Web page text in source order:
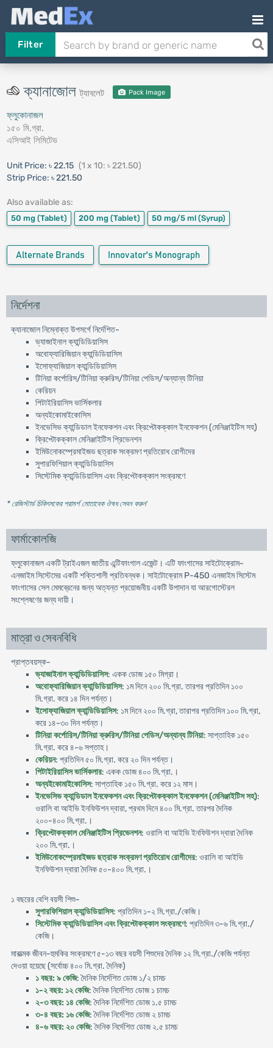
Filter
ক্যানাজোলট্যাবলেট Pack Image
ফ্লুকোনাজল
১৫০ মি.গ্রা.
এসিআই লিমিটেড
Unit Price: ৳ 22.15 (1 x 10: ৳ 221.50)
Strip Price: ৳ 221.50
Also available as:
50 mg (Tablet) 200 mg (Tablet) 50 mg/5 ml (Syrup)
Alternate Brands Innovator's Monograph
নির্দেশনা
ক্যানাজোল নিম্নোক্ত উপসর্গে নির্দেশিত-
ভ্যাজাইনাল ক্যান্ডিডিয়াসিস
অবোফ্যারিজিয়ান ক্যান্ডিডিয়াসিস
ইসোফ্যাজিয়াল ক্যান্ডিডিয়াসিস
টিনিয়া কর্পোরিস/টিনিয়া ক্রুরিস/টিনিয়া পেডিস/অন্যান্য টিনিয়া
কেরিয়ন
পিটাইরিয়াসিস ভার্সিকলার
অন্যইকোমাইকোসিস
ইনভেসিভ ক্যান্ডিডাল ইনফেকশন এবং ক্রিপ্টোকক্কাল ইনফেকশন (মেনিঞ্জাইটিস সহ)
ক্রিপ্টোকক্কাল মেনিঞ্জাইটিস প্রিভেনশন
ইমিউনোকম্প্রেমাইজড ছত্রাক সংক্রমণ প্রতিরোধ রোগীদের
সুপারফিশিয়াল ক্যান্ডিডিয়াসিস
সিস্টেমিক ক্যান্ডিডিয়াসিস এবং ক্রিপ্টোকক্কাল সংক্রমণে
* রেজিস্টার্ড চিকিৎসকের পরামর্শ মোতাবেক ঔষধ সেবন করুন'
ফার্মাকোলজি
ফ্লুকোনাজল একটি ট্রাইএজল জাতীয় এন্টিফাংগাল এজেন্ট। এটি ফাংগাসের সাইটোক্রোম-
এনজাইম সিস্টেমের একটি শক্তিশালী প্রতিবন্ধক। সাইটোক্রোম P-450 এনজাইম সিস্টেম
ফাংগাসের সেল মেমব্রেনের জন্য অত্যন্ত প্রয়োজনীয় একটি উপাদান যা আরগোস্টেরল
সংশ্লেষণের জন্য দায়ী।
মাত্রা ও সেবনবিধি
প্রাপ্তবয়স্ক-
ভ্যাজাইনাল ক্যান্ডিডিয়াসিস: একক ডোজ ১৫০ মিগ্রা।
অবোফ্যারিজিয়ান ক্যান্ডিডিয়াসিস: ১ম দিনে ২০০ মি.গ্রা. তারপর প্রতিদিন ১০০
মি.গ্রা. করে ১৪ দিন পর্যন্ত।
ইসোফ্যাজিয়াল ক্যান্ডিডিয়াসিস: ১ম দিনে ২০০ মি.গ্রা, তারাপর প্রতিদিন ১০০ মি.গ্রা,
করে ১৪-৩০ দিন পর্যন্ত।
টিনিয়া কর্পোরিস/টিনিয়া ক্রুরিস/টিনিয়া পেডিস/অন্যান্য টিনিয়া: সাপ্তাহিক ১৫০
মি.গ্রা. করে ৪-৬ সপ্তাহ।
কেরিয়ন: প্রতিদিন ৫০ মি.গ্রা. করে ২০ দিন পর্যন্ত।
পিটাইরিয়াসিস ভার্সিকলার: একক ডোজ ৪০০ মি.গ্রা.।
অন্যইকোমাইকোসিস: সাপ্তাহিক ১৫০ মি.গ্রা. করে ১২ মাস।
ইনভেসিভ ক্যান্ডিডাল ইনফেকশন এবং ক্রিপ্টোকক্কাল ইনফেকশন (মেনিঞ্জাইটিস সহ):
ওরালি বা আইভি ইনফিউশন দ্বারা, প্রথম দিনে ৪০০ মি.গ্রা. তারপর দৈনিক
২০০-৪০০ মি.গ্রা.।
ক্রিপ্টোকক্কাল মেনিঞ্জাইটিস প্রিভেনশন: ওরালি বা আইভি ইনফিউশন দ্বারা দৈনিক
২০০ মি.গ্রা.।
ইমিউনোকম্প্রেমাইজড ছত্রাক সংক্রমণ প্রতিরোধ রোগীদের: ওরালি বা আইভি
ইনফিউশন দ্বারা দৈনিক ৫০-৪০০ মি.গ্রা.।
১ বছরের বেশি বয়সী শিশু-
সুপারফিশিয়াল ক্যান্ডিডিয়াসিস: প্রতিদিন ১-২ মি.গ্রা./কেজি।
সিস্টেমিক ক্যান্ডিডিয়াসিস এবং ক্রিপ্টোকক্কাল সংক্রমণে: প্রতিদিন ৩-৬ মি.গ্রা./
কেজি।
মারাত্মক জীবন-হুমকির সংক্রমণে ৫-১৩ বছর বয়সী শিশুদের দৈনিক ১২ মি.গ্রা./কেজি পর্যন্ত
দেওয়া হয়েছে (সর্বোচ্চ ৪০০ মি.গ্রা. দৈনিক)
১ বছর: ৯ কেজি: দৈনিক নির্দেশিত ডোজ ১/২ চামচ
১-২ বছর: ১২ কেজি: দৈনিক নির্দেশিত ডোজ ১ চামচ
২-৩ বছর: ১৪ কেজি: দৈনিক নির্দেশিত ডোজ ১.৫ চামচ
৩-৪ বছর: ১৬ কেজি: দৈনিক নির্দেশিত ডোজ ২ চামচ
৪-৬ বছর: ২০ কেজি: দৈনিক নির্দেশিত ডোজ ২.৫ চামচ